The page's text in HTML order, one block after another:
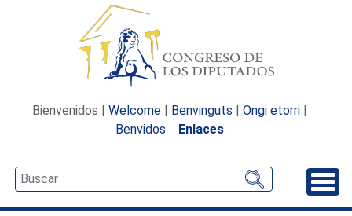
Bienvenidos | Welcome | Benvinguts | Ongi etorri |
Benvidos
Enlaces